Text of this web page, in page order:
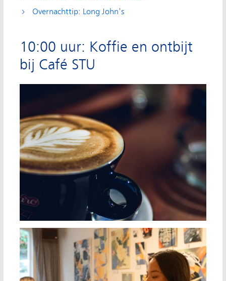
Overnachttip: Long John's
10:00 uur: Koffie en ontbijt
bij Café STU